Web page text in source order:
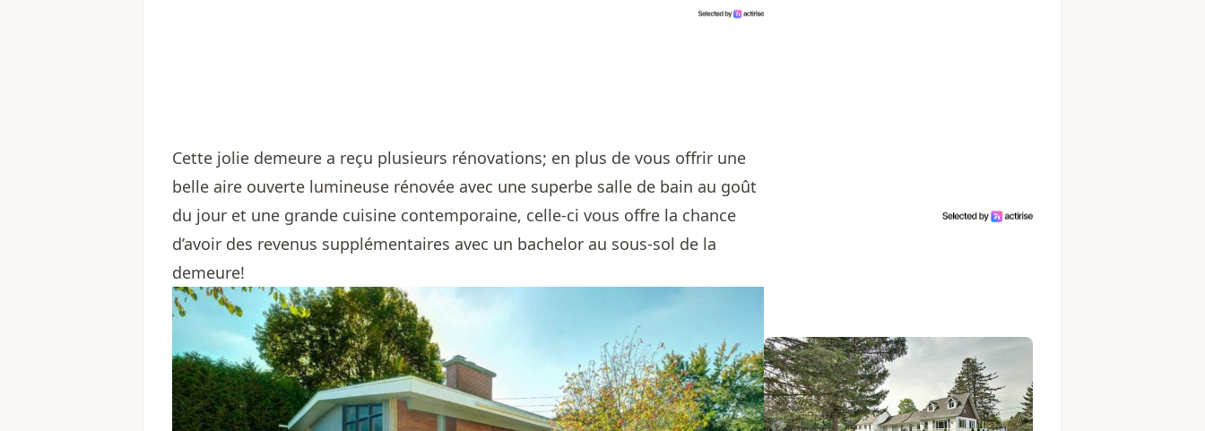
Cette jolie demeure a reçu plusieurs rénovations; en plus de vous offrir une
belle aire ouverte lumineuse rénovée avec une superbe salle de bain au goût
du jour et une grande cuisine contemporaine, celle-ci vous offre la chance
d’avoir des revenus supplémentaires avec un bachelor au sous-sol de la
demeure!